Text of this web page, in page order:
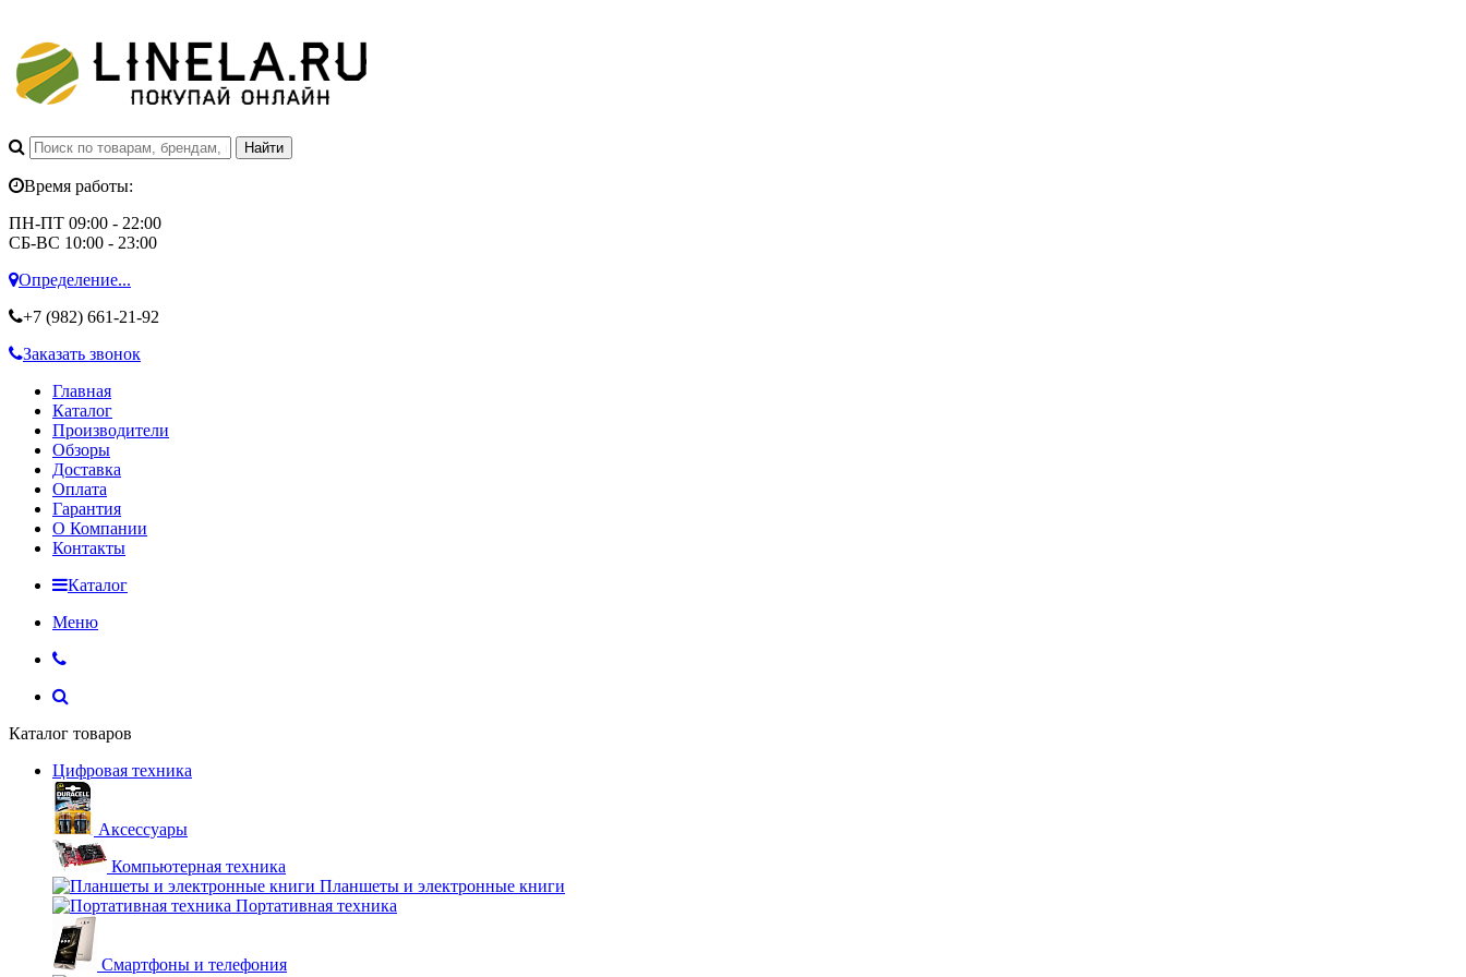
Время работы:
ПН-ПТ 09:00 - 22:00
СБ-ВС 10:00 - 23:00
Определение...
+7 (982) 661-21-92
Заказать звонок
Главная
Каталог
Производители
Обзоры
Доставка
Оплата
Гарантия
О Компании
Контакты
Каталог
Меню
Каталог товаров
Цифровая техника
Аксессуары
Компьютерная техника
Планшеты и электронные книги
Портативная техника
Смартфоны и телефония